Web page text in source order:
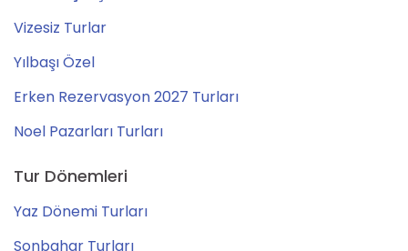
Vizesiz Turlar
Yılbaşı Özel
Erken Rezervasyon 2027 Turları
Noel Pazarları Turları
Tur Dönemleri
Yaz Dönemi Turları
Sonbahar Turları